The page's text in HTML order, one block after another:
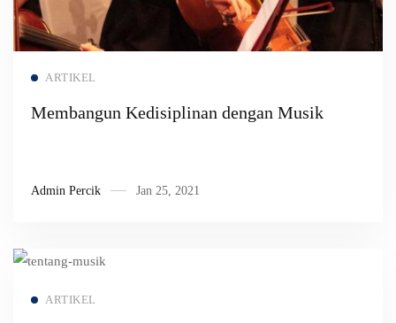
ARTIKEL
Membangun Kedisiplinan dengan Musik
Admin Percik Jan 25, 2021
ARTIKEL